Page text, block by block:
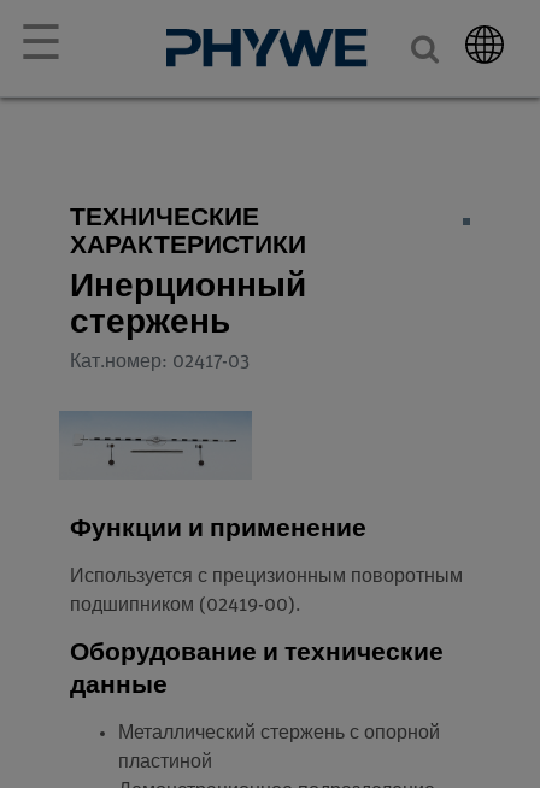
☰
ТЕХНИЧЕСКИЕ
ХАРАКТЕРИСТИКИ
Инерционный
стержень
Кат.номер: 02417-03
Функции и применение
Используется с прецизионным поворотным
подшипником (02419-00).
Оборудование и технические
данные
Металлический стержень с опорной
пластиной